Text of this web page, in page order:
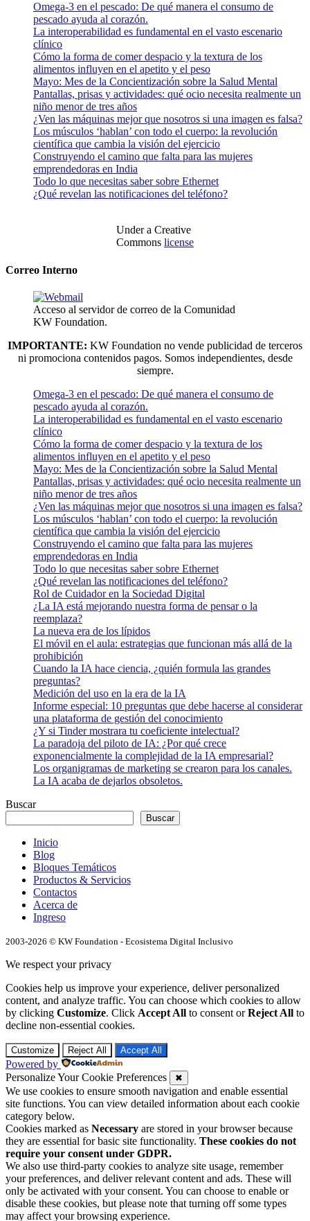
Omega-3 en el pescado: De qué manera el consumo de
pescado ayuda al corazón.
La interoperabilidad es fundamental en el vasto escenario
clínico
Cómo la forma de comer despacio y la textura de los
alimentos influyen en el apetito y el peso
Mayo: Mes de la Concientización sobre la Salud Mental
Pantallas, prisas y actividades: qué ocio necesita realmente un
niño menor de tres años
¿Ven las máquinas mejor que nosotros si una imagen es falsa?
Los músculos ‘hablan’ con todo el cuerpo: la revolución
científica que cambia la visión del ejercicio
Construyendo el camino que falta para las mujeres
emprendedoras en India
Todo lo que necesitas saber sobre Ethernet
¿Qué revelan las notificaciones del teléfono?
Under a Creative
Commons license
Correo Interno
Acceso al servidor de correo de la Comunidad
KW Foundation.
IMPORTANTE: KW Foundation no vende publicidad de terceros
ni promociona contenidos pagos. Somos independientes, desde
siempre.
Omega-3 en el pescado: De qué manera el consumo de
pescado ayuda al corazón.
La interoperabilidad es fundamental en el vasto escenario
clínico
Cómo la forma de comer despacio y la textura de los
alimentos influyen en el apetito y el peso
Mayo: Mes de la Concientización sobre la Salud Mental
Pantallas, prisas y actividades: qué ocio necesita realmente un
niño menor de tres años
¿Ven las máquinas mejor que nosotros si una imagen es falsa?
Los músculos ‘hablan’ con todo el cuerpo: la revolución
científica que cambia la visión del ejercicio
Construyendo el camino que falta para las mujeres
emprendedoras en India
Todo lo que necesitas saber sobre Ethernet
¿Qué revelan las notificaciones del teléfono?
Rol de Cuidador en la Sociedad Digital
¿La IA está mejorando nuestra forma de pensar o la
reemplaza?
La nueva era de los lípidos
El móvil en el aula: estrategias que funcionan más allá de la
prohibición
Cuando la IA hace ciencia, ¿quién formula las grandes
preguntas?
Medición del uso en la era de la IA
Informe especial: 10 preguntas que debe hacerse al considerar
una plataforma de gestión del conocimiento
¿Y si Tinder mostrara tu coeficiente intelectual?
La paradoja del piloto de IA: ¿Por qué crece
exponencialmente la complejidad de la IA empresarial?
Los organigramas de marketing se crearon para los canales.
La IA acaba de dejarlos obsoletos.
Buscar
Buscar
Inicio
Blog
Bloques Temáticos
Productos & Servicios
Contactos
Acerca de
Ingreso
2003-2026 © KW Foundation - Ecosistema Digital Inclusivo
We respect your privacy
Cookies help us improve your experience, deliver personalized
content, and analyze traffic. You can choose which cookies to allow
by clicking Customize. Click Accept All to consent orReject All to
decline non-essential cookies.
Customize Reject All Accept All
Powered by
Personalize Your Cookie Preferences
✖
We use cookies to ensure smooth navigation and enable essential
site functions. You can view detailed information about each cookie
category below.
Cookies marked as Necessary are stored in your browser because
they are essential for basic site functionality. These cookies do not
require your consent under GDPR.
We also use third-party cookies to analyze site usage, remember
your preferences, and deliver relevant content and ads. These will
only be activated with your consent. You can choose to enable or
disable these cookies, but please note that turning off some types
may affect your browsing experience.